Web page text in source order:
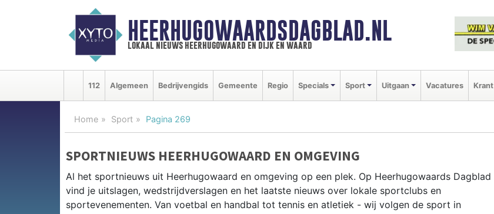
HEERHUGOWAARDSDAGBLAD.NL
lokaal nieuws heerhugowaard en dijk en waard
112 Algemeen Bedrijvengids Gemeente Regio Specials Sport Uitgaan Vacatures Krant
Home Sport Pagina 269
SPORTNIEUWS HEERHUGOWAARD EN OMGEVING
Al het sportnieuws uit Heerhugowaard en omgeving op een plek. Op Heerhugowaards Dagblad
vind je uitslagen, wedstrijdverslagen en het laatste nieuws over lokale sportclubs en
sportevenementen. Van voetbal en handbal tot tennis en atletiek - wij volgen de sport in